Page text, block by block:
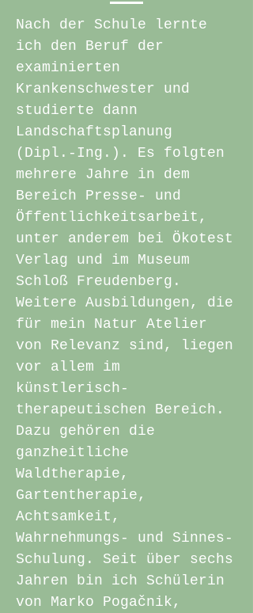
Nach der Schule lernte
ich den Beruf der
examinierten
Krankenschwester und
studierte dann
Landschaftsplanung
(Dipl.-Ing.). Es folgten
mehrere Jahre in dem
Bereich Presse- und
Öffentlichkeitsarbeit,
unter anderem bei Ökotest
Verlag und im Museum
Schloß Freudenberg.
Weitere Ausbildungen, die
für mein Natur Atelier
von Relevanz sind, liegen
vor allem im
künstlerisch-
therapeutischen Bereich.
Dazu gehören die
ganzheitliche
Waldtherapie,
Gartentherapie,
Achtsamkeit,
Wahrnehmungs- und Sinnes-
Schulung. Seit über sechs
Jahren bin ich Schülerin
von Marko Pogačnik,